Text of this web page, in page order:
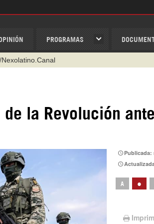
PROGRAMAS
79 29 404
de la Revolución
Publicada:
A •